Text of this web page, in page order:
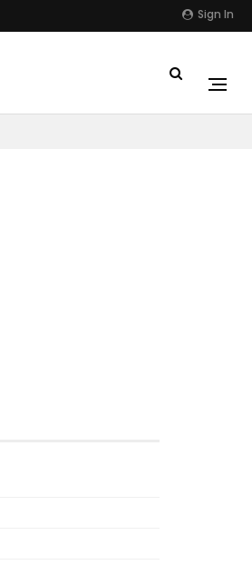
Sign In